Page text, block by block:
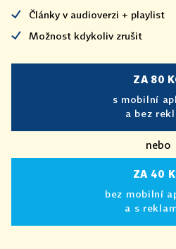
Články v audioverzi + playlist
Možnost kdykoliv zrušit
ZA 80
s mobilní
a bez
nebo
ZA 40
bez mobilní
a s